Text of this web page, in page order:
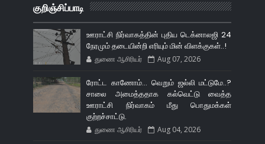
குறிஞ்சிப்பாடி
ஊராட்சி நிர்வாகத்தின் புதிய டெக்னாலஜி 24
நேரமும் தடையின்றி எரியும் மின் விளக்குகள்..!
துணை ஆசிரியர் Aug 07, 2026
ரோட்ட காணோம்... வெறும் ஜல்லி மட்டுமே..?
சாலை அமைத்ததாக கல்வெட்டு வைத்த
ஊராட்சி நிர்வாகம் மீது பொதுமக்கள்
குற்றச்சாட்டு.
துணை ஆசிரியர் Aug 04, 2026